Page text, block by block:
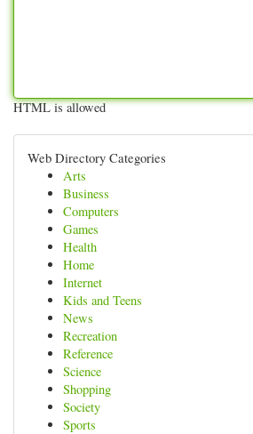
HTML is allowed
Web Directory Categories
Arts
Business
Computers
Games
Health
Home
Internet
Kids and Teens
News
Recreation
Reference
Science
Shopping
Society
Sports